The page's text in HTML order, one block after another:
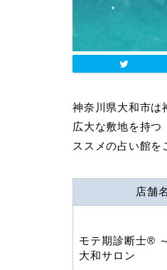
神奈川県大和市は
広大な敷地を持つ
ススメの占い館を
店舗名
モテ期診断士®
大和サロン